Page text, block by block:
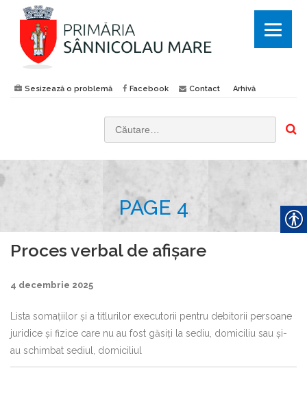
Sesizează o problemă Facebook Contact Arhivă
p
PAGE 4
Proces verbal de afișare
4 decembrie 2025
Lista somațiilor și a titlurilor executorii pentru debitorii persoane
juridice și fizice care nu au fost găsiți la sediu, domiciliu sau și-
au schimbat sediul, domiciliul